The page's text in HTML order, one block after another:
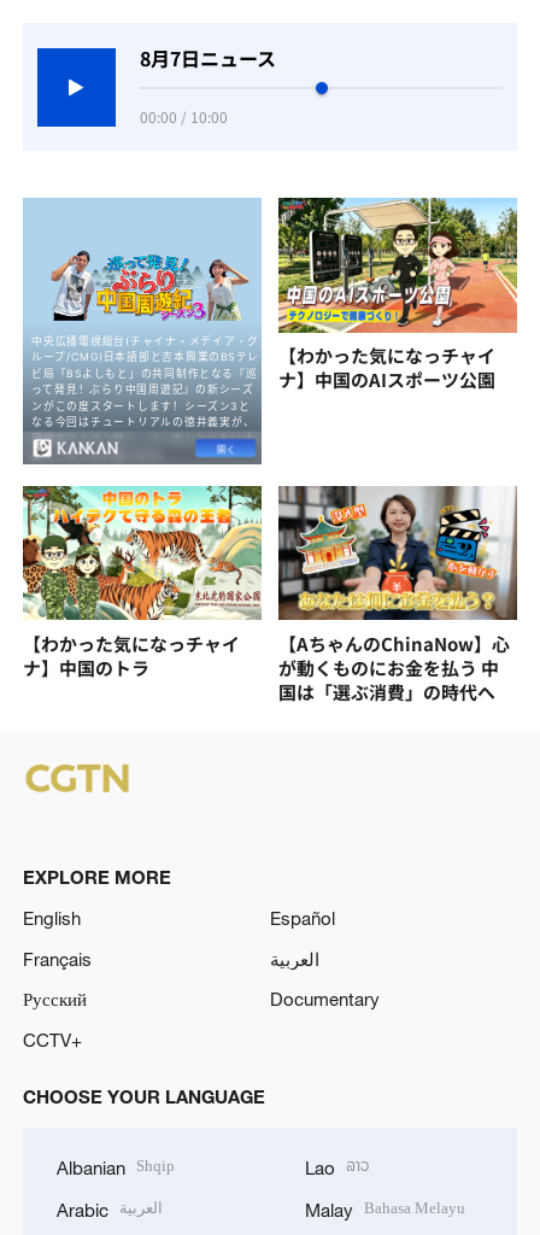
8月7日ニュース
00:00 / 10:00
【わかった気になっチャイ
ナ】中国のAIスポーツ公園
【わかった気になっチャイ
ナ】中国のトラ
【AちゃんのChinaNow】心
が動くものにお金を払う 中
国は「選ぶ消費」の時代へ
EXPLORE MORE
English
Español
Français
العربية
Русский
Documentary
CCTV+
CHOOSE YOUR LANGUAGE
Albanian Shqip
Arabic العربية
Lao ລາວ
Malay Bahasa Melayu